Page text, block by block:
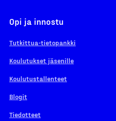
Opi ja innostu
Tutkittua-tietopankki
Koulutukset jäsenille
Koulutustallenteet
Blogit
Tiedotteet